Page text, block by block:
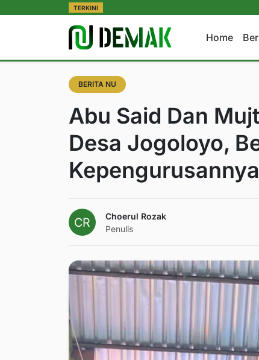
TERKINI
Home
BERITA NU
Abu Said Dan
Desa Jogoloyo,
Kepengurusannya
Choerul Rozak
Penulis